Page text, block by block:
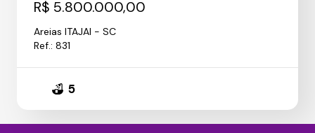
R$ 5.800.000,00
Areias ITAJAI - SC
Ref.: 831
5